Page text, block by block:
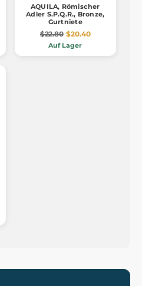
AQUILA, Römischer
Adler S.P.Q.R., Bronze,
Gurtniete
$22.80 $20.40
Auf Lager